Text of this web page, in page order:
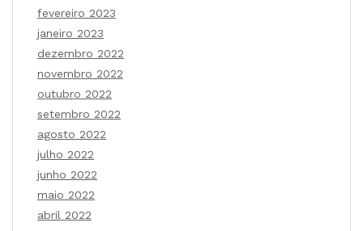
fevereiro 2023
janeiro 2023
dezembro 2022
novembro 2022
outubro 2022
setembro 2022
agosto 2022
julho 2022
junho 2022
maio 2022
abril 2022